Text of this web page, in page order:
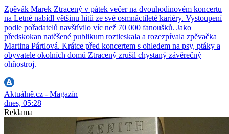
Zpěvák Marek Ztracený v pátek večer na dvouhodinovém koncertu
na Letné nabídl většinu hitů ze své osmnáctileté kariéry. Vystoupení
podle pořadatelů navštívilo víc než 70 000 fanoušků. Jako
předskokan natěšené publikum roztleskala a rozezpívala zpěvačka
Martina Pártlová. Krátce před koncertem s ohledem na psy, ptáky a
obyvatele okolních domů Ztracený zrušil chystaný závěrečný
ohňostroj.
Aktuálně.cz - Magazín
dnes, 05:28
Reklama